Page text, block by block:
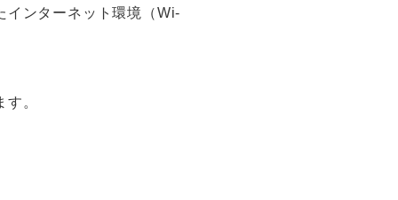
インターネット環境（Wi-
。